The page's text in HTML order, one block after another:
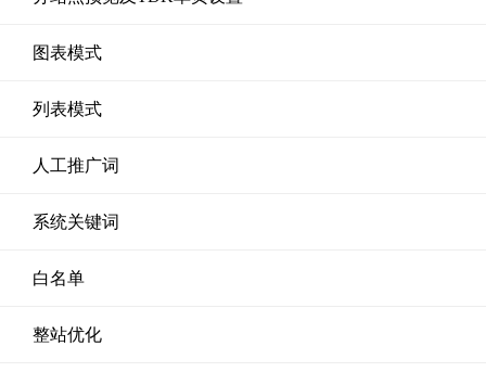
图表模式
列表模式
人工推广词
系统关键词
白名单
整站优化